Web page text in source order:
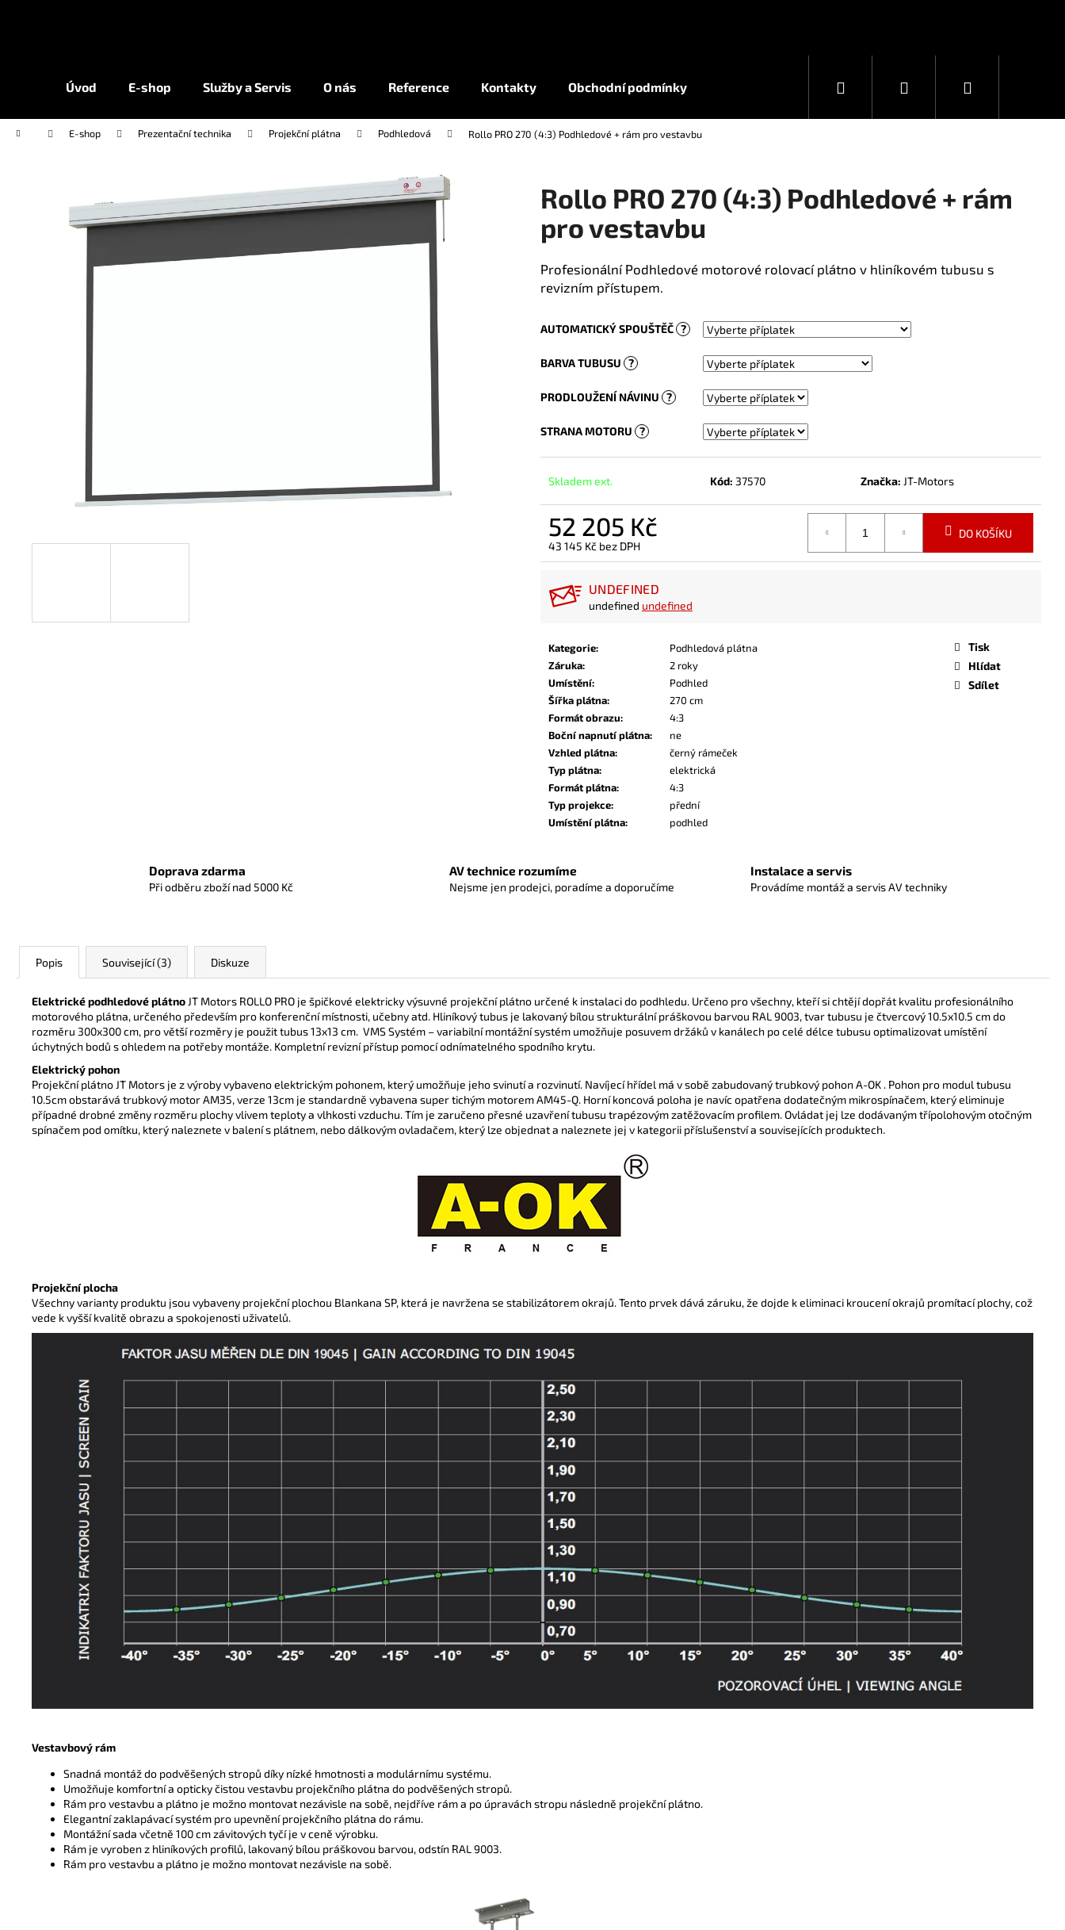
Úvod E-shop Služby a Servis O nás Reference Kontakty Obchodní podmínky Hledat PřihlášeníNákupní
Domů E-shop Prezentační technika Projekční plátna Podhledová Rollo PRO 270 (4:3) Podhledové + rám pro vestavbu
Rollo PRO 270 (4:3) Podhledové + rám
pro vestavbu
Profesionální Podhledové motorové rolovací plátno v hliníkovém tubusu s
revizním přístupem.
AUTOMATICKÝ SPOUŠTĚČ ?
BARVA TUBUSU ?
PRODLOUŽENÍ NÁVINU ?
STRANA MOTORU ?
Skladem ext. Kód: 37570 Značka: JT-Motors
52 205 Kč
43 145 Kč bez DPH
Měrná
DO KOŠÍKU
UNDEFINED
undefined undefined
Kategorie:
Podhledová plátna
Záruka:
2 roky
Umístění:
Podhled
Šířka plátna:
270 cm
Formát obrazu:
4:3
Boční napnutí plátna:
ne
Vzhled plátna:
černý rámeček
Typ plátna:
elektrická
Formát plátna:
4:3
Typ projekce:
přední
Umístění plátna: podhled
Tisk
Hlídat
Sdílet
Doprava zdarma
Při odběru zboží nad 5000 Kč
AV technice rozumíme
Nejsme jen prodejci, poradíme a doporučíme
Instalace a servis
Provádíme montáž a servis AV techniky
Popis Související (3) Diskuze
Elektrické podhledové plátno JT Motors ROLLO PRO je špičkové elektricky výsuvné projekční plátno určené k instalaci do podhledu. Určeno pro všechny, kteří si chtějí dopřát kvalitu profesionálního
motorového plátna, určeného především pro konferenční místnosti, učebny atd. Hliníkový tubus je lakovaný bílou strukturální práškovou barvou RAL 9003, tvar tubusu je čtvercový 10.5x10.5 cm do
rozměru 300x300 cm, pro větší rozměry je použit tubus 13x13 cm. VMS Systém – variabilní montážní systém umožňuje posuvem držáků v kanálech po celé délce tubusu optimalizovat umístění
úchytných bodů s ohledem na potřeby montáže. Kompletní revizní přístup pomocí odnímatelného spodního krytu.
Elektrický pohon
Projekční plátno JT Motors je z výroby vybaveno elektrickým pohonem, který umožňuje jeho svinutí a rozvinutí. Navíjecí hřídel má v sobě zabudovaný trubkový pohon A-OK . Pohon pro modul tubusu
10.5cm obstarává trubkový motor AM35, verze 13cm je standardně vybavena super tichým motorem AM45-Q. Horní koncová poloha je navíc opatřena dodatečným mikrospínačem, kterýeliminuje
případné drobné změny rozměru plochy vlivem teploty a vlhkosti vzduchu. Tím je zaručeno přesné uzavření tubusu trapézovým zatěžovacím profilem.Ovládat jej lze dodávaným třípolohovým otočným
spínačem pod omítku, který naleznete v balení s plátnem, nebo dálkovým ovladačem, který lze objednat a naleznete jej v kategorii příslušenství a souvisejících produktech.
Projekční plocha
Všechny varianty produktu jsou vybaveny projekční plochou Blankana SP, která je navržena se stabilizátorem okrajů. Tento prvek dává záruku, že dojde k eliminaci kroucení okrajů promítací plochy, což
vede k vyšší kvalitě obrazu a spokojenosti uživatelů.
Vestavbový rám
Snadná montáž do podvěšených stropů díky nízké hmotnosti a modulárnímu systému.
Umožňuje komfortní a opticky čistou vestavbu projekčního plátna do podvěšených stropů.
Rám pro vestavbu a plátno je možno montovat nezávisle na sobě, nejdříve rám a po úpravách stropu následně projekční plátno.
Elegantní zaklapávací systém pro upevnění projekčního plátna do rámu.
Montážní sada včetně 100 cm závitových tyčí je v ceně výrobku.
Rám je vyroben z hliníkových profilů, lakovaný bílou práškovou barvou, odstín RAL 9003.
Rám pro vestavbu a plátno je možno montovat nezávisle na sobě.
obchodu
obchodu
Co potřebujete najít?